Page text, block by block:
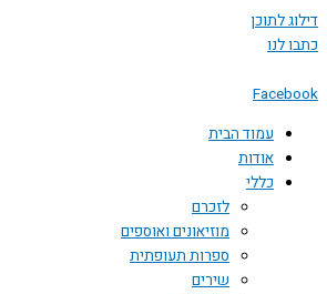
לתוכן
לנו
עמוד הבית
אודות
כללי
לזכרם
מוזיאונים ואוספים
ספרות תעופתית
שירים